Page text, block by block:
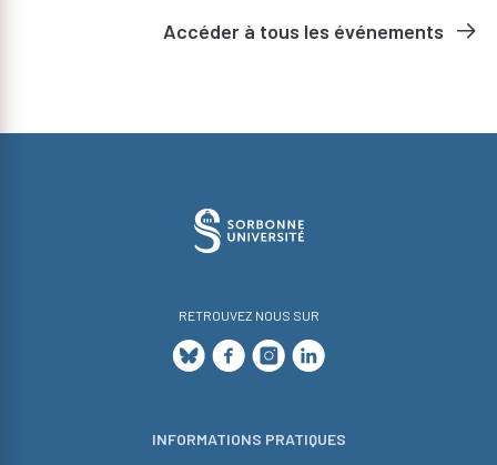
Accéder à tous les événements
RETROUVEZ NOUS SUR
INFORMATIONS PRATIQUES